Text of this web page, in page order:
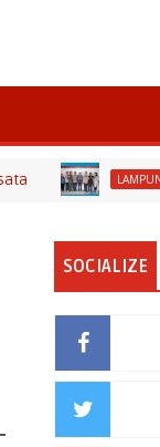
LAMPUNG SELATAN
SOCIALIZE